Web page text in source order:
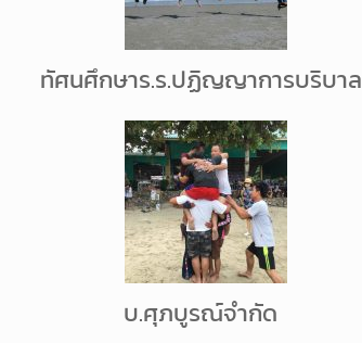
ทัศนศึกษาร.ร.ปฏิญญาการบริบาล
บ.ศุภบูรณ์จำกัด